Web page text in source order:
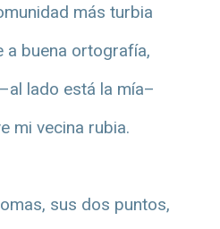
más turbia
a buena ortografía,
lado está la mía–
mi vecina rubia.
sus dos puntos,